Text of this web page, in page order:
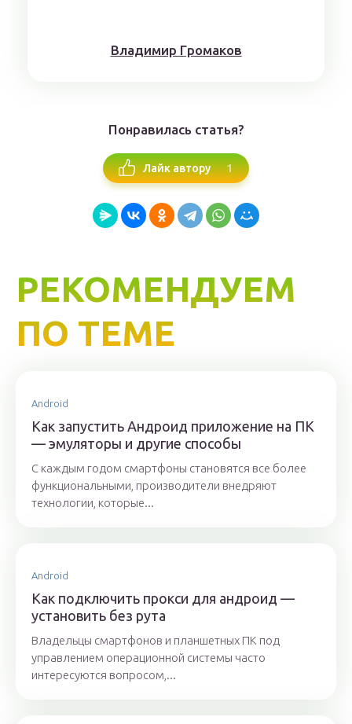
Влaдимиp Гpoмaкoв
Понравилась статья?
Лайк автору 1
РЕКОМЕНДУЕМ
ПО ТЕМЕ
Android
Как запустить Андроид приложение на ПК
— эмуляторы и другие способы
С каждым годом смартфоны становятся все более
функциональными, производители внедряют
технологии, которые...
Android
Как подключить прокси для андроид —
установить без рута
Владельцы смартфонов и планшетных ПК под
управлением операционной системы часто
интересуются вопросом,...